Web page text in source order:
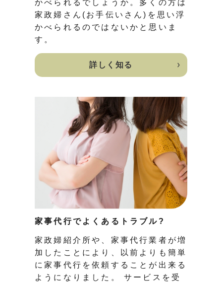
かべられるでしょうか。多くの方は
家政婦さん(お手伝いさん)を思い浮
かべられるのではないかと思いま
す。
詳しく知る
家事代行でよくあるトラブル?
家政婦紹介所や、家事代行業者が増
加したことにより、以前よりも簡単
に家事代行を依頼することが出来る
ようになりました。 サービスを受